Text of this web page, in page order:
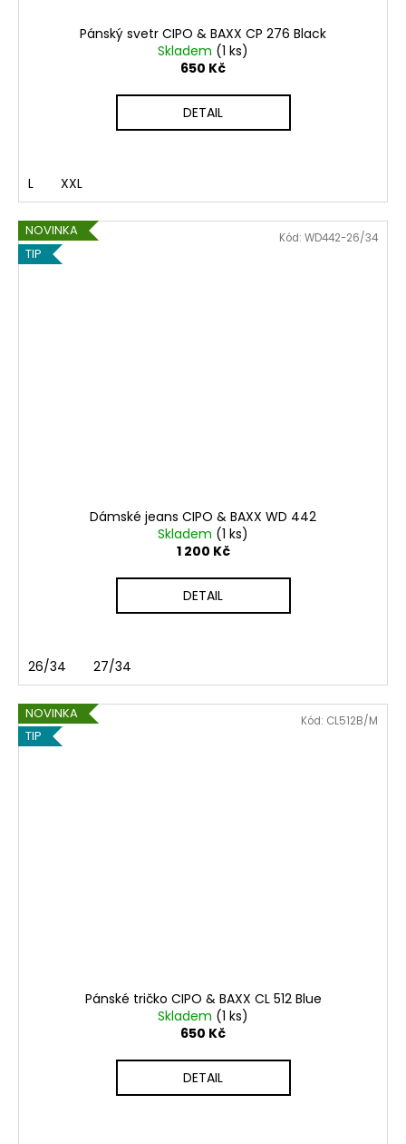
Pánský svetr CIPO & BAXX CP 276 Black
Skladem (1 ks)
650 Kč
DETAIL
L XXL
NOVINKA
TIP
Dámské jeans CIPO & BAXX WD 442
Skladem (1 ks)
1 200 Kč
DETAIL
26/34 27/34
Kód: WD442-26/34
NOVINKA
TIP
Pánské tričko CIPO & BAXX CL 512 Blue
Skladem (1 ks)
650 Kč
DETAIL
Kód: CL512B/M